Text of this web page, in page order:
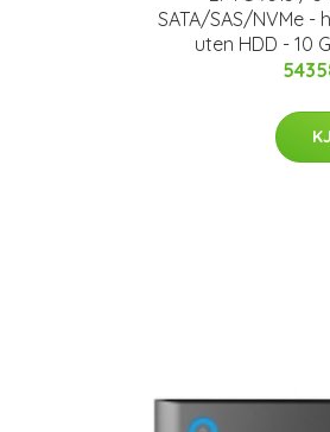
SATA/SAS/NVMe
uten HDD - 10